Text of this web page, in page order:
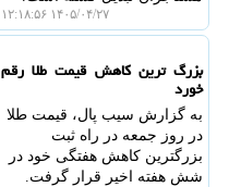
۱۴۰۵/۰۴/۲۷ ۱۲:۱۸:۵۶
بزرگ ترین کاهش قیمت طلا رقم
خورد
به گزارش سیب پال، قیمت طلا
در روز جمعه در راه ثبت
بزرگترین کاهش هفتگی خود در
شش هفته اخیر قرار گرفت.